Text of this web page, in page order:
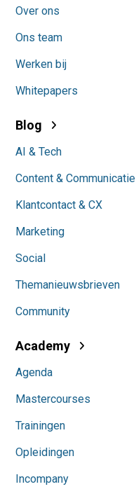
Over ons
Ons team
Werken bij
Whitepapers
Blog
AI & Tech
Content & Communicatie
Klantcontact & CX
Marketing
Social
Themanieuwsbrieven
Community
Academy
Agenda
Mastercourses
Trainingen
Opleidingen
Incompany